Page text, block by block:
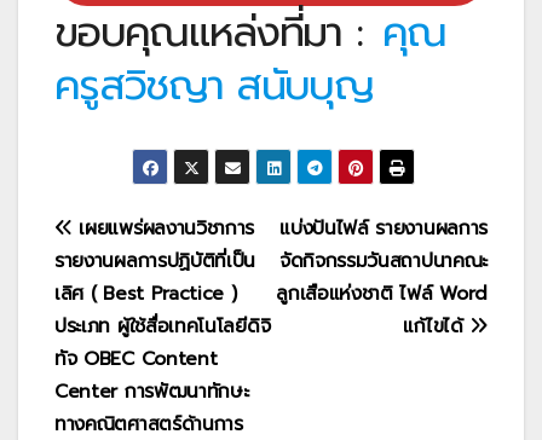
ขอบคุณแหล่งที่มา : คุณ
ครูสวิชญา สนับบุญ
แนะแนว
เรื่อง
แบ่งปันไฟล์ รายงานผลการ
จัดกิจกรรมวันสถาปนาคณะ
ลูกเสือแห่งชาติ ไฟล์ Word
แก้ไขได้
เผยแพร่ผลงานวิชาการ
รายงานผลการปฏิบัติที่เป็น
เลิศ ( Best Practice )
ประเภท ผู้ใช้สื่อเทคโนโลยีดิจิ
ทัจ OBEC Content
Center การพัฒนาทักษะ
ทางคณิตศาสตร์ด้านการ